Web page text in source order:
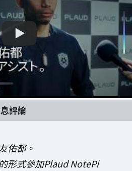
評論
佑都。
形式參加Plaud NotePi